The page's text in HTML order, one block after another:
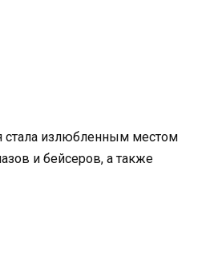
стала излюбленным местом
и бейсеров, а также